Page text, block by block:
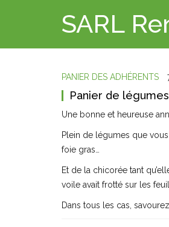
SARL
PANIER DES ADHÉRENTS
Panier de
Une bonne et heureuse
Plein de légumes que
foie gras…
Et de la chicorée tant
voile avait frotté sur les
Dans tous les cas,